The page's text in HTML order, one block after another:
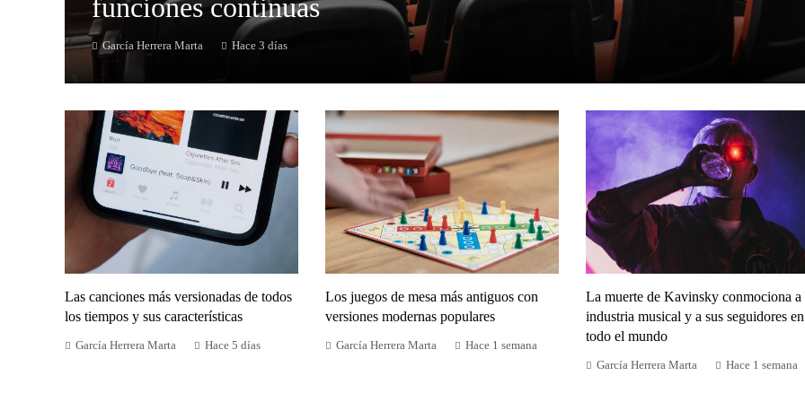
funciones continuas
García Herrera Marta Hace 3 días
Las canciones más versionadas de todos
los tiempos y sus características
García Herrera Marta Hace 5 días
Los juegos de mesa más antiguos con
versiones modernas populares
García Herrera Marta Hace 1 semana
La muerte de Kavinsky conmociona a
industria musical y a sus seguidores en
todo el mundo
García Herrera Marta Hace 1 semana